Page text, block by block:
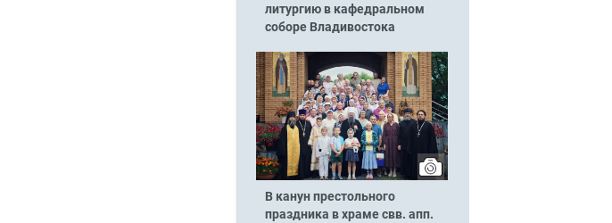
литургию в кафедральном
соборе Владивостока
В канун престольного
праздника в храме свв. апп.